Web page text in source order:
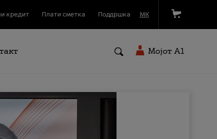
кредит Плати сметка Поддршка МК
Мојот A1